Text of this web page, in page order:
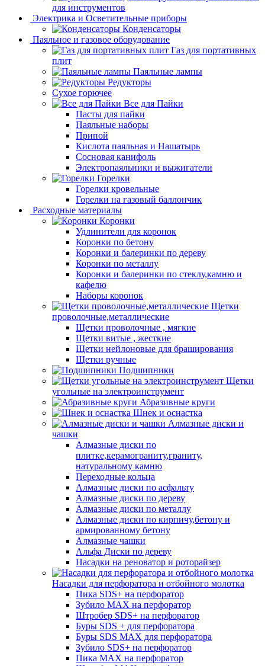
для инструментов
Электрика и Осветительные приборы
Конденсаторы
Паяльное и газовое оборудование
Газ для портативных
плит
Паяльные лампы
Редукторы
Сухое горючее
Все для Пайки
Пасты для пайки
Паяльные наборы
Припой
Кислота паяльная и Нашатырь
Сосновая канифоль
Электропаяльники и выжигатели
Горелки
Горелки кровельные
Горелки на газовый баллончик
Расходные материалы
Коронки
Удлинители для коронок
Коронки по бетону
Коронки и балеринки по дереву
Коронки по металлу
Коронки и балеринки по стеклу,камню и
кафелю
Наборы коронок
Щетки
проволочные,металлические
Щетки проволочные , мягкие
Щетки витые , жесткие
Щетки нейлоновые для браширования
Щетки ручные
Подшипники
Щетки
угольные на электроинструмент
Абразивные круги
Шнек и оснастка
Алмазные диски и
чашки
Алмазные диски по
плитке,керамограниту,граниту,
натуральному камню
Переходные кольца
Алмазные диски по асфальту
Алмазные диски по дереву
Алмазные диски по металлу
Алмазные диски по кирпичу,бетону и
армированному бетону
Алмазные чашки
Альфа Диски по дереву
Насадки на реноватор и роторайзер
Насадки для перфоратора и отбойного молотка
Пика SDS+ на перфоратор
Зубило MAX на перфоратор
Штробер SDS+ на перфоратор
Буры SDS + для перфоратора
Буры SDS MAX для перфоратора
Зубило SDS+ на перфоратор
Пика MAX на перфоратор